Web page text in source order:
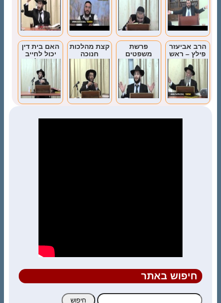
מידה
הרב אביעזר
פילץ – ראש
ישיבת תפרח
פרשת
משפטים
קצת מהלכות
חנוכה
האם בית דין
יכול לחייב
אדם על נזק
שנגרם
מדיבור?
חיפוש באתר
חיפוש: